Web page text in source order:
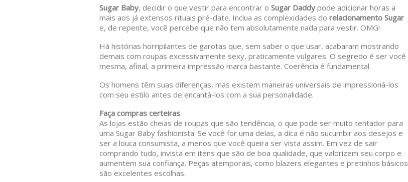
Sugar Baby, decidir o que vestir para encontrar o Sugar Daddy pode adicionar horas a
mais aos já extensos rituais pré-date. Inclua as complexidades do relacionamento Sugar
e, de repente, você percebe que não tem absolutamente nada para vestir. OMG!
Há histórias horripilantes de garotas que, sem saber o que usar, acabaram mostrando
demais com roupas excessivamente sexy, praticamente vulgares. O segredo é ser você
mesma, afinal, a primeira impressão marca bastante. Coerência é fundamental.
Os homens têm suas diferenças, mas existem maneiras universais de impressioná-los
com seu estilo antes de encantá-los com a sua personalidade.
Faça compras certeiras
As lojas estão cheias de roupas que são tendência, o que pode ser muito tentador para
uma Sugar Baby fashionista. Se você for uma delas, a dica é não sucumbir aos desejos e
ser a louca consumista, a menos que você queira ser vista assim. Em vez de sair
comprando tudo, invista em itens que são de boa qualidade, que valorizem seu corpo e
aumentem sua confiança. Peças atemporais, como blazers elegantes e pretinhos básicos
são excelentes escolhas.